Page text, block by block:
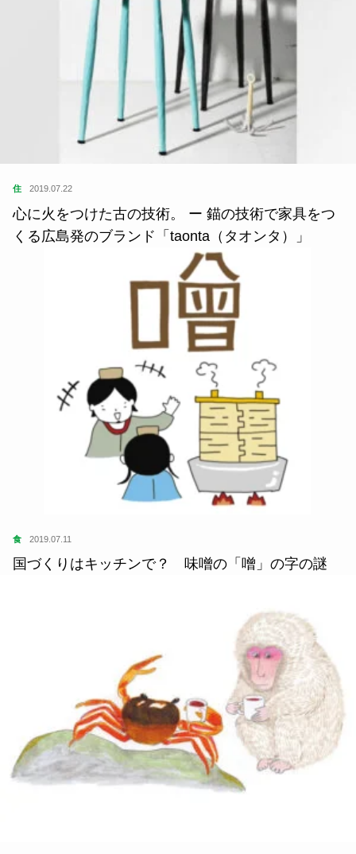
住 2019.07.22
心に火をつけた古の技術。 ー 錨の技術で家具をつ
くる広島発のブランド「taonta（タオンタ）」
食 2019.07.11
国づくりはキッチンで？ 味噌の「噌」の字の謎